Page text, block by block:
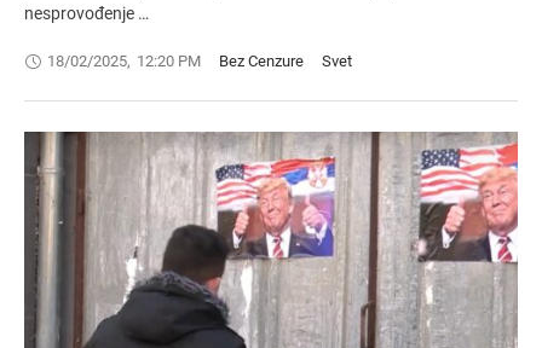
nesprovođenje …
18/02/2025, 12:20 PM Bez Cenzure Svet